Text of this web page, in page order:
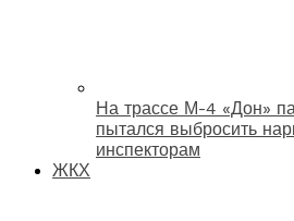
На трассе М-4 «Дон»
пытался выбросить
инспекторам
ЖКХ